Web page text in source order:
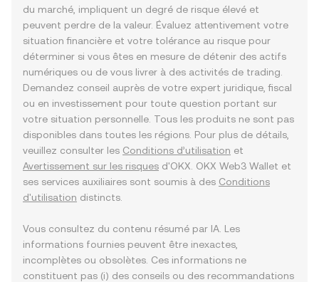
du marché, impliquent un degré de risque élevé et
peuvent perdre de la valeur. Évaluez attentivement votre
situation financière et votre tolérance au risque pour
déterminer si vous êtes en mesure de détenir des actifs
numériques ou de vous livrer à des activités de trading.
Demandez conseil auprès de votre expert juridique, fiscal
ou en investissement pour toute question portant sur
votre situation personnelle. Tous les produits ne sont pas
disponibles dans toutes les régions. Pour plus de détails,
veuillez consulter les Conditions d’utilisation et
Avertissement sur les risques d'OKX. OKX Web3 Wallet et
ses services auxiliaires sont soumis à des Conditions
d'utilisation distincts.
Vous consultez du contenu résumé par IA. Les
informations fournies peuvent être inexactes,
incomplètes ou obsolètes. Ces informations ne
constituent pas (i) des conseils ou des recommandations